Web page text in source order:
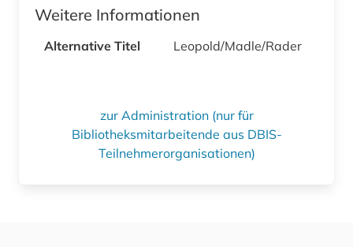
Weitere Informationen
Alternative Titel Leopold/Madle/Rader
zur Administration (nur für
Bibliotheksmitarbeitende aus DBIS-
Teilnehmerorganisationen)